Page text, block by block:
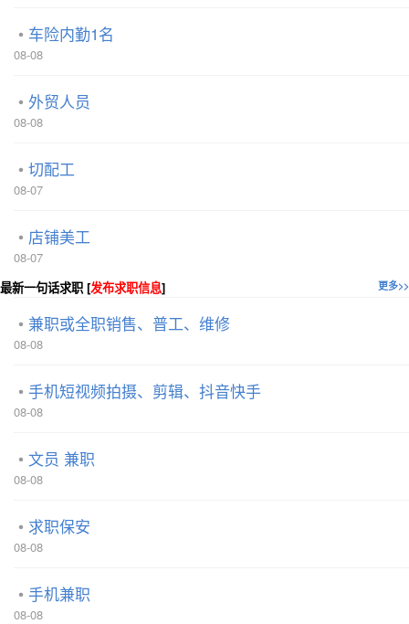
车险内勤1名
08-08
外贸人员
08-08
切配工
08-07
店铺美工
08-07
更多>>
最新一句话求职 [发布求职信息]
兼职或全职销售、普工、维修
08-08
手机短视频拍摄、剪辑、抖音快手
08-08
文员 兼职
08-08
求职保安
08-08
手机兼职
08-08